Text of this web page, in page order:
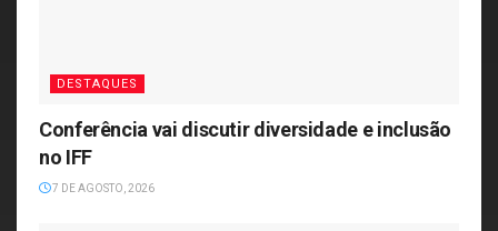
DESTAQUES
Conferência vai discutir diversidade e inclusão
no IFF
7 DE AGOSTO, 2026